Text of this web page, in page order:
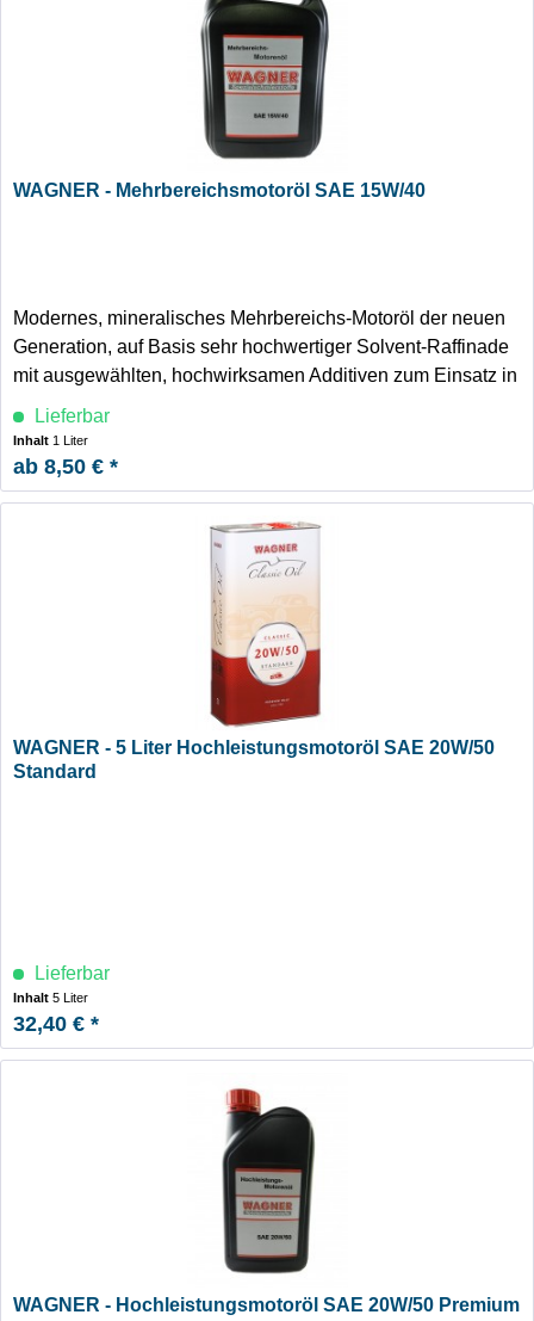
WAGNER - Mehrbereichsmotoröl SAE 15W/40
Modernes, mineralisches Mehrbereichs-Motoröl der neuen
Generation, auf Basis sehr hochwertiger Solvent-Raffinade
mit ausgewählten, hochwirksamen Additiven zum Einsatz in
Otto- und Dieselmotoren, einschließlich sämtlicher
Turboversionen.
Lieferbar
Inhalt 1 Liter
ab 8,50 € *
WAGNER - 5 Liter Hochleistungsmotoröl SAE 20W/50
Standard
Lieferbar
Inhalt5 Liter
32,40 € *
WAGNER - Hochleistungsmotoröl SAE 20W/50 Premium